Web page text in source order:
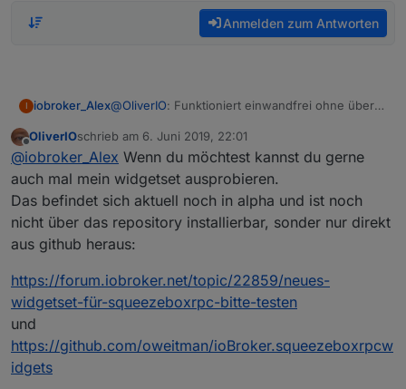
Anmelden zum Antworten
I iobroker_Alex@OliverIO: Funktioniert einwandfrei ohne über
Da du nach einer Wunschliste fragst:
Ich bin aktuell noch "Anti-Alexa" würde aber
gerne eine einseitige Kommunikation erlauben.
Beispiel: Es klingelt. => LMS-Player spielen eine
ausgewählte MP3 ab und danach wieder die
vorherige Playlist an der selben Stelle. => Das als
Feature wäre schon cool...
Dann könnte man das noch weiter denken: Der
Sayit-Adapter kann eine .mp3 erstellen. Diese
kann man per Skript auf den Media-Pfad für LMS
kopieren. Diese soll dann wiedergegeben
werden und danach wieder die vorherige
Ich denke alle die LMS nutzen könnten so von
einer Sprachausgabe profitieren.
Vielleicht hast du ja eine Idee das umzusetzen.
Offline
OliverIOschrieb am 6. Juni 2019, 22:01
zuletzt editiert von
@iobroker_Alex Wenn du möchtest kannst du gerne
auch mal mein widgetset ausprobieren.
Das befindet sich aktuell noch in alpha und ist noch
nicht über das repository installierbar, sonder nur direkt
aus github heraus:
https://forum.iobroker.net/topic/22859/neues-
widgetset-für-squeezeboxrpc-bitte-testen
und
https://github.com/oweitman/ioBroker.squeezeboxrpcw
idgets